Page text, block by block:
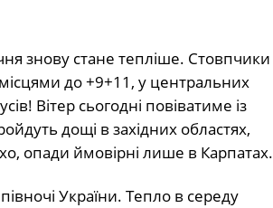
знову стане тепліше. Стовпчики
до +9+11, у центральних
Вітер сьогодні повіватиме із
дощі в західних областях,
опади ймовірні лише в Карпатах.
України. Тепло в середу